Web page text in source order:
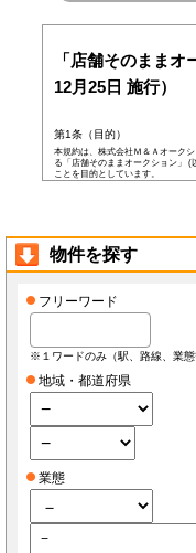
「店舗そのまま
12月25日 施行）
第1条（目的）
本規約は、株式会社Ｍ＆Ａオーク
る「店舗そのままオークション」
ことを目的としています。
以下の各号の条件を全て満た
本規約に同意した者
当社所定の登録情報を当
前項にかかわらず、以下の各
とし、会員登録が否認される
を取り消すことができるもの
未成年者、成年被後見
日本国外に在住の者
破産状態もしくはそれ
差押え、仮差押え、仮処
二重に会員登録している
当社、本サービス、又
公序良俗に反する行為を
物件を探す
フリーワード
※１ワードのみ（駅、路線、業態
地域・都道府県
業態